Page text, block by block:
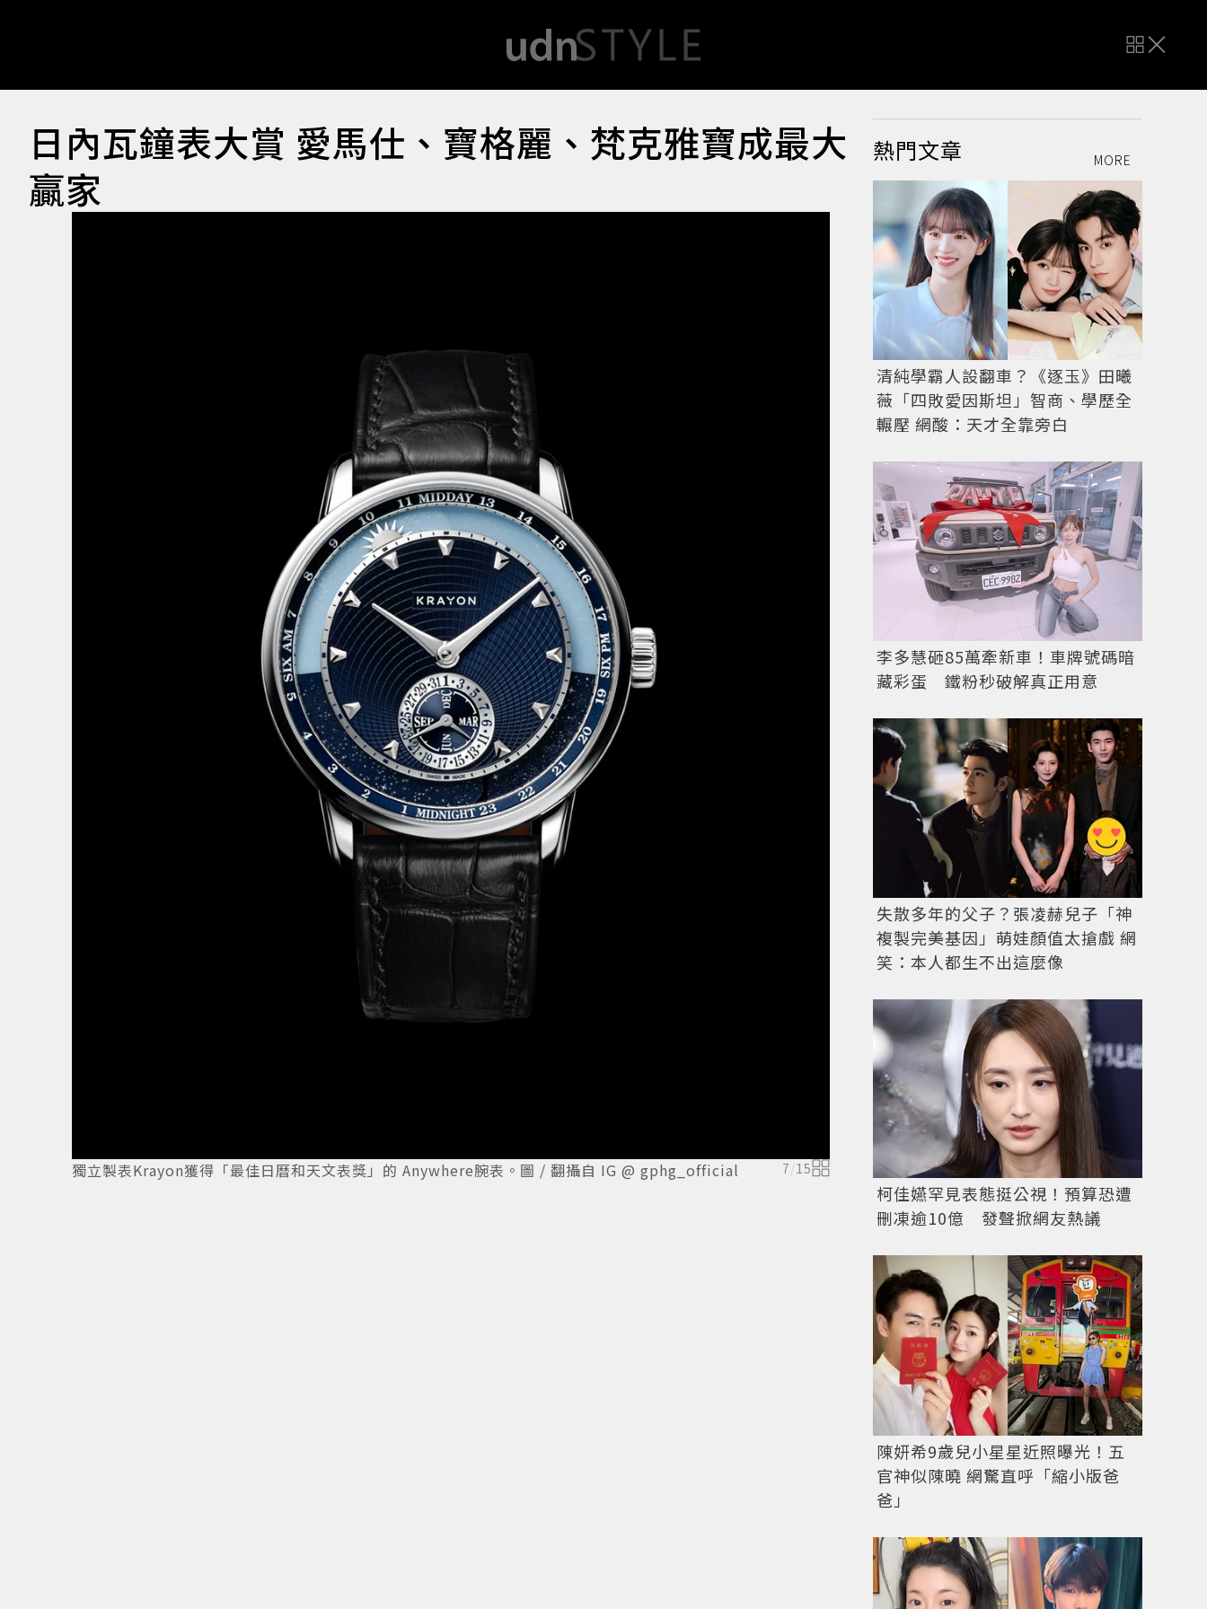
日內瓦鐘表大賞 愛馬仕、寶格麗、梵克雅寶成最大
贏家
獨立製表Krayon獲得「最佳日曆和天文表獎」的 Anywhere腕表。圖 / 翻攝自 IG @ gphg_official 7 /15
梵克雅寶今年獲「最佳機械鐘」的Fontaine Aux
工藝。圖 / Van Cleef & Arpels提供
熱門文章 MORE
清純學霸人設翻車？《逐玉》田曦
薇「四敗愛因斯坦」智商、學歷全
輾壓 網酸：天才全靠旁白
李多慧砸85萬牽新車！車牌號碼暗
藏彩蛋 鐵粉秒破解真正用意
失散多年的父子？張凌赫兒子「神
複製完美基因」萌娃顏值太搶戲 網
笑：本人都生不出這麼像
柯佳嬿罕見表態挺公視！預算恐遭
刪凍逾10億 發聲掀網友熱議
陳妍希9歲兒小星星近照曝光！五
官神似陳曉 網驚直呼「縮小版爸
爸」